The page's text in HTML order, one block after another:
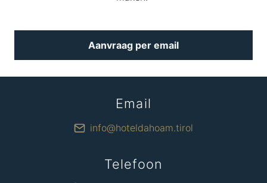
Aanvraag per email
Email
info@hoteldahoam.tirol
Telefoon